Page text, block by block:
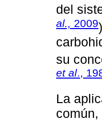
del
al., 2009
su
et al.,
La